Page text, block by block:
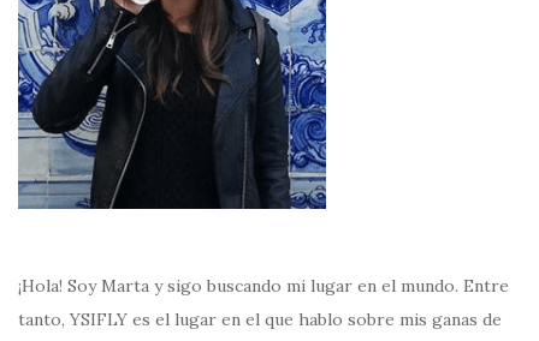
¡Hola! Soy Marta y sigo buscando mi lugar en el mundo. Entre
tanto, YSIFLY es el lugar en el que hablo sobre mis ganas de